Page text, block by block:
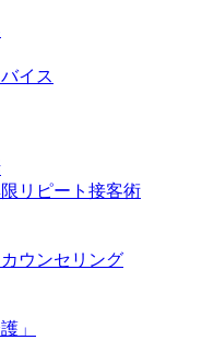
イス
リピート接客術
ウンセリング
」